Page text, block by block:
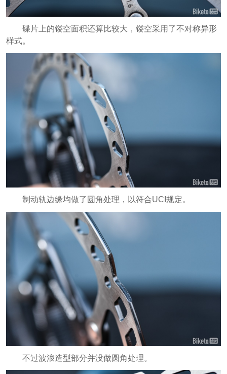
碟片上的镂空面积还算比较大，镂空采用了不对称异形
样式。
制动轨边缘均做了圆角处理，以符合UCI规定。
不过波浪造型部分并没做圆角处理。